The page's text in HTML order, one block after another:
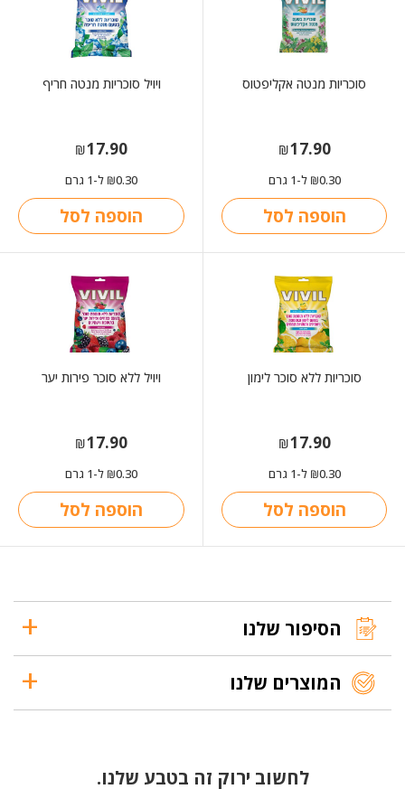
סוכריות מנטה אקליפטוס
₪17.90
₪0.30 ל-1 גרם
הוספה לסל
ויויל סוכריות מנטה חריף
₪17.90
₪0.30 ל-1 גרם
הוספה לסל
סוכריות ללא סוכר לימון
₪17.90
₪0.30 ל-1 גרם
הוספה לסל
ויויל ללא סוכר פירות יער
₪17.90
₪0.30 ל-1 גרם
הוספה לסל
הסיפור שלנו
המוצרים שלנו
לחשוב ירוק זה בטבע שלנו.